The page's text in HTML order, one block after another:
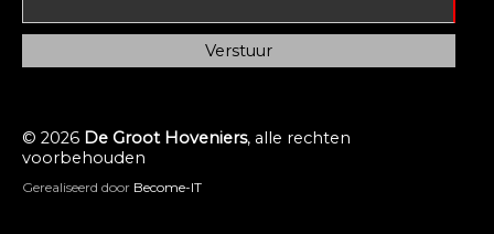
© 2026 De Groot Hoveniers, alle rechten
voorbehouden
Gerealiseerd door Become-IT